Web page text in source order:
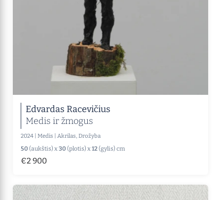
Edvardas Racevičius
Medis ir žmogus
2024 | Medis | Akrilas, Drožyba
50 (aukštis) x 30 (plotis) x 12 (gylis) cm
€2 900